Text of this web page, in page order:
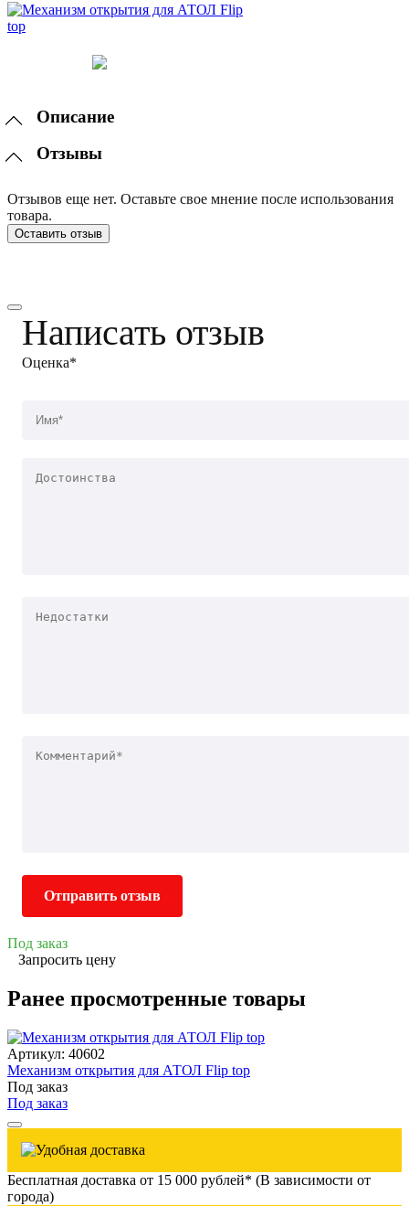
Описание
Отзывы
Отзывов еще нет. Оставьте свое мнение после использования
товара.
Оставить отзыв
Написать отзыв
Оценка*
Отправить отзыв
Под заказ
Запросить цену
Ранее просмотренные товары
Артикул: 40602
Механизм открытия для АТОЛ Flip top
Под заказ
Под заказ
Бесплатная доставка от 15 000 рублей* (В зависимости от
города)